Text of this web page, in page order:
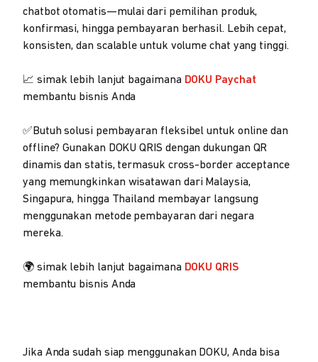
chatbot otomatis—mulai dari pemilihan produk,
konfirmasi, hingga pembayaran berhasil. Lebih cepat,
konsisten, dan scalable untuk volume chat yang tinggi.
📈 simak lebih lanjut bagaimana DOKU Paychat
membantu bisnis Anda
✅Butuh solusi pembayaran fleksibel untuk online dan
offline? Gunakan DOKU QRIS dengan dukungan QR
dinamis dan statis, termasuk cross-border acceptance
yang memungkinkan wisatawan dari Malaysia,
Singapura, hingga Thailand membayar langsung
menggunakan metode pembayaran dari negara
mereka.
🌍 simak lebih lanjut bagaimana DOKU QRIS
membantu bisnis Anda
Jika Anda sudah siap menggunakan DOKU, Anda bisa